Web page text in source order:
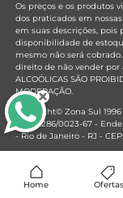
Home Ofertas
Os preços e os produtos
dos praticados em
em suas descrições, pois
disponibilidade de
mesmo não será
direito de não vender por
ALCOÓLICAS SÃO
MODERAÇÃO.
Copyright© Zona Sul 1996
33.381.286/0023-67 -
- Rio de Janeiro - RJ -